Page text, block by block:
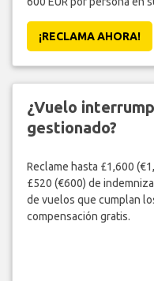
¡RECLAMA AHORA!
¿Vuelo
gestionado?
Reclame hasta £1,600
£520 (€600) de
de vuelos que cumplan
compensación gratis.